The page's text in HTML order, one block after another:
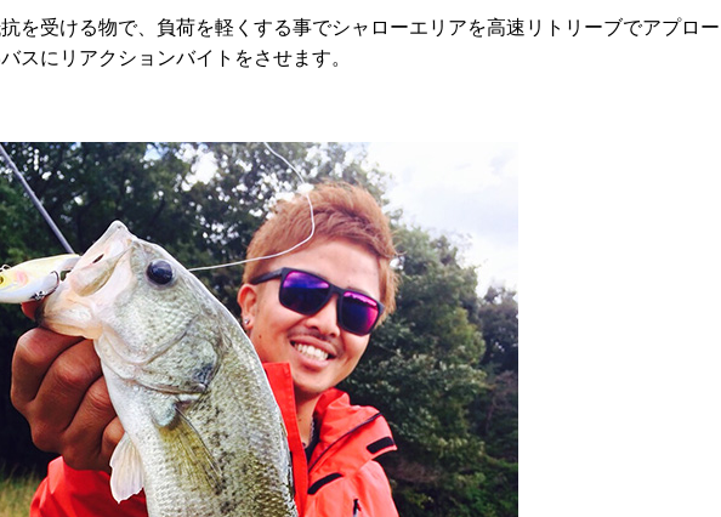
を受ける物で、負荷を軽くする事でシャローエリアを高速リトリーブでアプロー
スにリアクションバイトをさせます。